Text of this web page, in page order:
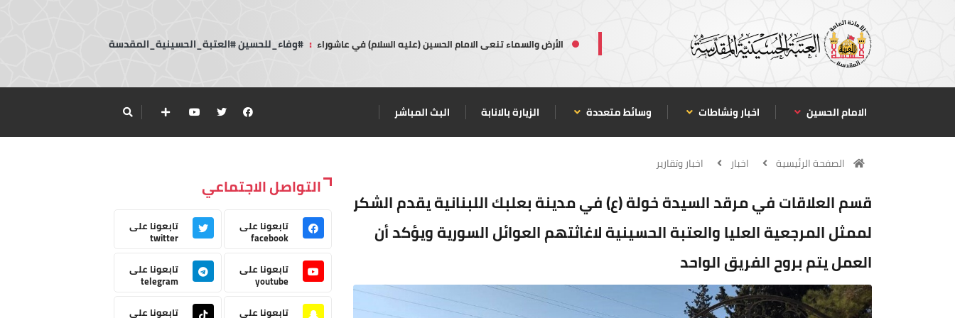
الأرض والسماء تنعى الامام الحسين (عليه السلام) في عاشوراء : #وفاء_للحسين #العتبة_الحسينية_المقدسة
الامام الحسين اخبار ونشاطات وسائط متعددة الزيارة بالانابة البث المباشر
الصفحة الرئيسية اخبار اخبار وتقارير
قسم العلاقات في مرقد السيدة خولة (ع) في مدينة بعلبك اللبنانية يقدم الشكر
لممثل المرجعية العليا والعتبة الحسينية لاغاثتهم العوائل السورية ويؤكد أن
العمل يتم بروح الفريق الواحد
التواصل الاجتماعي
تابعونا على
facebook
تابعونا على
twitter
تابعونا على
youtube
تابعونا على
telegram
تابعونا على
تابعونا على